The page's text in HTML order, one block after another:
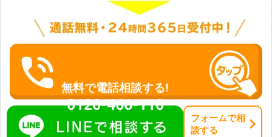
無料で電話相談する!
0120-466-110
フォームで相
談する